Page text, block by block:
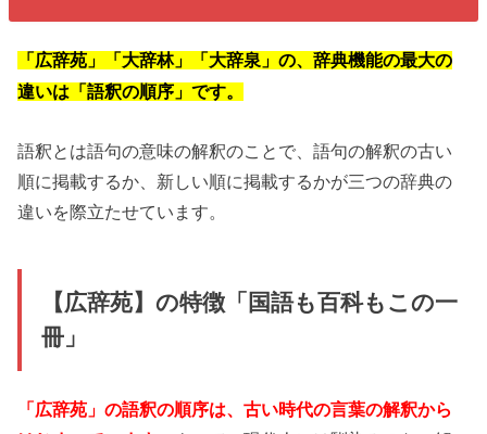
「広辞苑」「大辞林」「大辞泉」の、辞典機能の最大の
違いは「語釈の順序」です。
語釈とは語句の意味の解釈のことで、語句の解釈の古い
順に掲載するか、新しい順に掲載するかが三つの辞典の
違いを際立たせています。
【広辞苑】の特徴「国語も百科もこの一
冊」
「広辞苑」の語釈の順序は、古い時代の言葉の解釈から